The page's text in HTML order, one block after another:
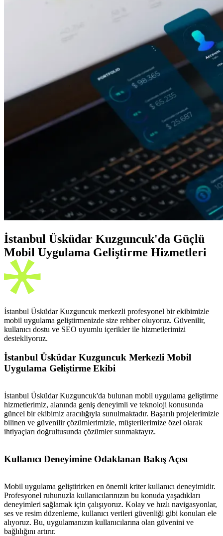
İstanbul Üsküdar Kuzguncuk'da Güçlü
Mobil Uygulama Geliştirme Hizmetleri
İstanbul Üsküdar Kuzguncuk merkezli profesyonel bir ekibimizle
mobil uygulama geliştirmenizde size rehber oluyoruz. Güvenilir,
kullanıcı dostu ve SEO uyumlu içerikler ile hizmetlerimizi
destekliyoruz.
İstanbul Üsküdar Kuzguncuk Merkezli Mobil
Uygulama Geliştirme Ekibi
İstanbul Üsküdar Kuzguncuk'da bulunan mobil uygulama geliştirme
hizmetlerimiz, alanında geniş deneyimli ve teknoloji konusunda
güncel bir ekibimiz aracılığıyla sunulmaktadır. Başarılı projelerimizle
bilinen ve güvenilir çözümlerimizle, müşterilerimize özel olarak
ihtiyaçları doğrultusunda çözümler sunmaktayız.
Kullanıcı Deneyimine Odaklanan Bakış Açısı
Mobil uygulama geliştirirken en önemli kriter kullanıcı deneyimidir.
Profesyonel ruhunuzla kullanıcılarınızın bu konuda yaşadıkları
deneyimleri sağlamak için çalışıyoruz. Kolay ve hızlı navigasyonlar,
ses ve resim düzenleme, kullanıcı verileri güvenliği gibi konuları ele
alıyoruz. Bu, uygulamanızın kullanıcılarına olan güvenini ve
bağlılığını artırır.